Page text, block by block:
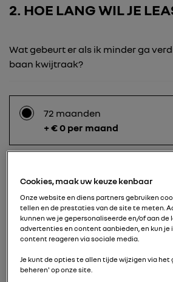
2 HOE LANG WIL JE
Wat gebeurt er als ik minder ga
baan kwijtraak?
72 maanden
+ € 0 per maand
60 maanden
+ € 30 per maand
48 maanden
+ € 70 per maand
Cookies, maak uw keuze kenbaar
Onze website en diens partners gebruiken
tellen en de prestaties van de site te meten.
kunnen we je gepersonaliseerde en/of aan
advertenties en content aanbieden, en kun
content reageren via sociale media.
Je kunt de opties te allen tijde wijzigen via
beheren' op onze site.